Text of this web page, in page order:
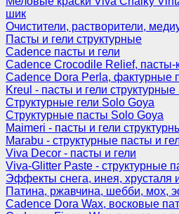
шик
Очистители, растворители,
Пасты и гели структурные
Cadence пасты и гели
Cadence Crocodile Relief, пасты-
Cadence Dora Perla, фактурные
Kreul - пасты и гели
Структурные гели Solo Goya
Структурные пасты Solo Goya
Maimeri - пасты и гели
Marabu - структурные пасты и
Viva Decor - пасты и гели
Viva-Glitter Paste - структурные
Эффекты снега, инея, хрусталя
Патина, ржавчина, шебби, мох,
Cadence Dora Wax, восковые